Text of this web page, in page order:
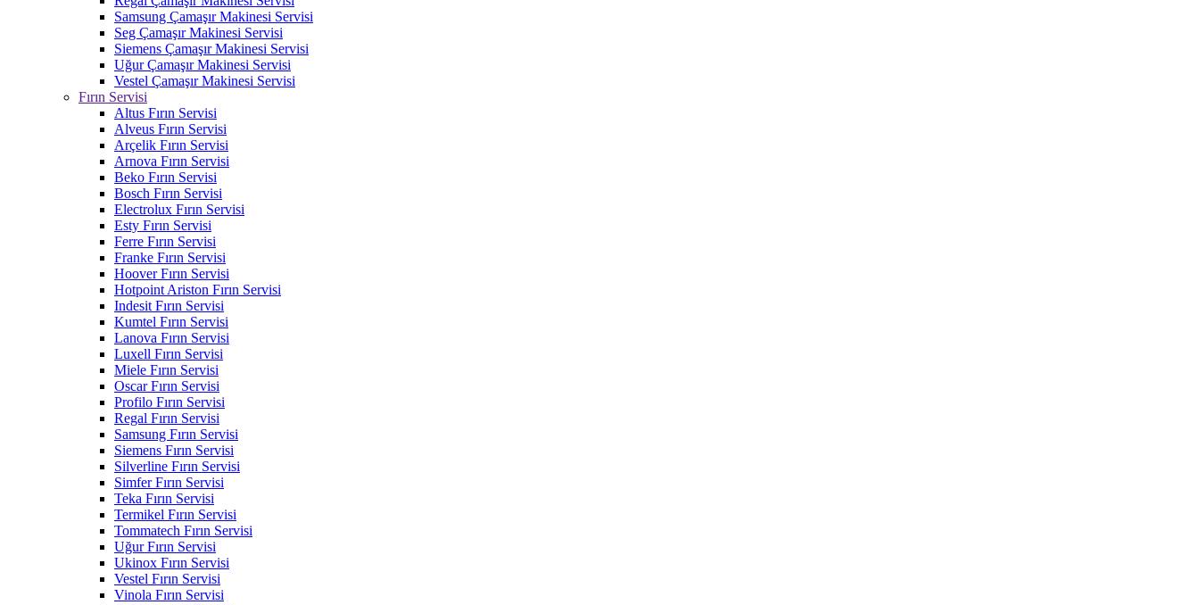
Samsung Çamaşır Makinesi Servisi
Seg Çamaşır Makinesi Servisi
Siemens Çamaşır Makinesi Servisi
Uğur Çamaşır Makinesi Servisi
Vestel Çamaşır Makinesi Servisi
Fırın Servisi
Altus Fırın Servisi
Alveus Fırın Servisi
Arçelik Fırın Servisi
Arnova Fırın Servisi
Beko Fırın Servisi
Bosch Fırın Servisi
Electrolux Fırın Servisi
Esty Fırın Servisi
Ferre Fırın Servisi
Franke Fırın Servisi
Hoover Fırın Servisi
Hotpoint Ariston Fırın Servisi
Indesit Fırın Servisi
Kumtel Fırın Servisi
Lanova Fırın Servisi
Luxell Fırın Servisi
Miele Fırın Servisi
Oscar Fırın Servisi
Profilo Fırın Servisi
Regal Fırın Servisi
Samsung Fırın Servisi
Siemens Fırın Servisi
Silverline Fırın Servisi
Simfer Fırın Servisi
Teka Fırın Servisi
Termikel Fırın Servisi
Tommatech Fırın Servisi
Uğur Fırın Servisi
Ukinox Fırın Servisi
Vestel Fırın Servisi
Vinola Fırın Servisi